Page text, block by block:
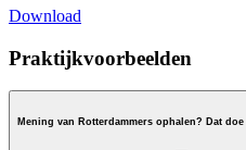
Download
Praktijkvoorbeelden
Mening van Rotterdammers ophalen? Dat